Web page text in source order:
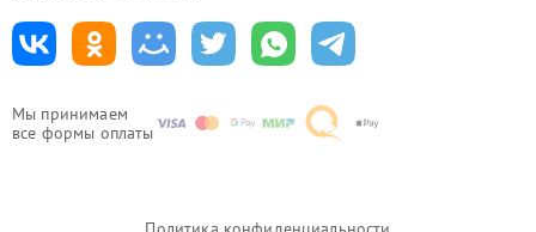
Мы принимаем
все формы оплаты